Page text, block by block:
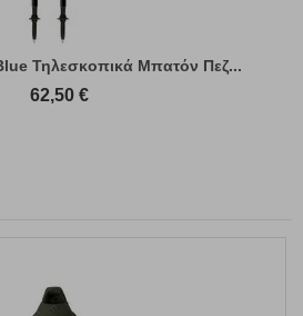
Τηλεσκοπικά Μπατόν Πεζ...
62,50 €